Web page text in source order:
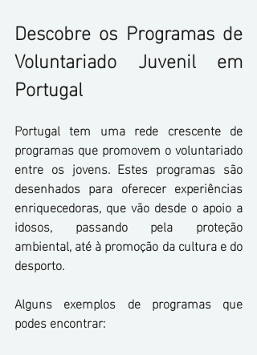
Descobre os Programas de
Voluntariado Juvenil em
Portugal
Portugal tem uma rede crescente de
programas que promovem o voluntariado
entre os jovens. Estes programas são
desenhados para oferecer experiências
enriquecedoras, que vão desde o apoio a
idosos, passando pela proteção
ambiental, até à promoção da cultura e do
desporto.
Alguns exemplos de programas que
podes encontrar: